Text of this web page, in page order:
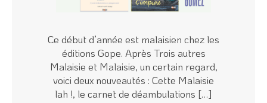
Ce début d’année est malaisien chez les
éditions Gope. Après Trois autres
Malaisie et Malaisie, un certain regard,
voici deux nouveautés : Cette Malaisie
lah !, le carnet de déambulations […]